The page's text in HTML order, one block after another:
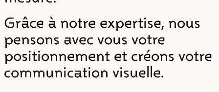
Grâce à notre expertise, nous
pensons avec vous votre
positionnement et créons votre
communication visuelle.